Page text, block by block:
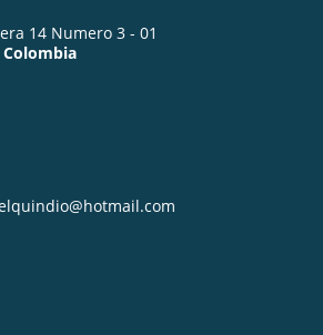
14 Numero 3 - 01